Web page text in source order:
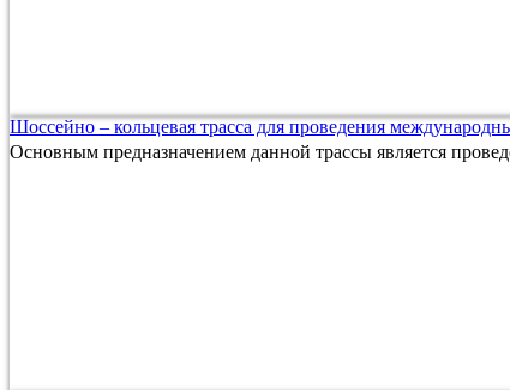
Шоссейно – кольцевая трасса для проведения
Основным предназначением данной трассы является